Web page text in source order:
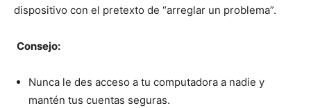
dispositivo con el pretexto de “arreglar un problema”.
Consejo:
Nunca le des acceso a tu computadora a nadie y
mantén tus cuentas seguras.